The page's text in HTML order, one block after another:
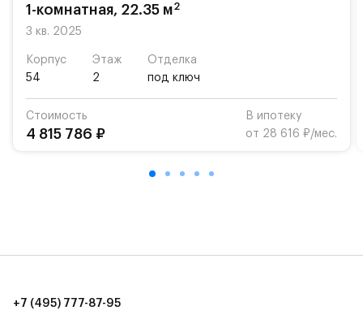
«Жуковка».
парковки.
Территория квартала приватная, въезд
осуществляется по пропускам.#yan19-2r1521092#
1-комнатная, 22.35 м2
3 кв. 2025
Корпус
54
Этаж
2
Отделка
под ключ
Стоимость
4 815 786 ₽
В ипотеку
от 28 616 ₽/мес.
+7 (495) 777-87-95